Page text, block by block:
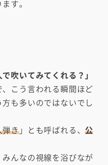
す。
吹いてみてくれる？」
こう言われる瞬間ほど
も多いのではないでし
弾き 」とも呼ばれる、公
んなの視線を浴びなが